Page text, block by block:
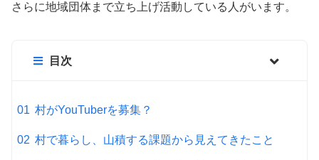
さらに地域団体まで立ち上げ活動している人がいます。
目次
村がYouTuberを募集？
村で暮らし、山積する課題から見えてきたこと